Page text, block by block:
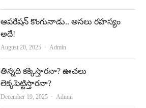
ఆపరేషన్‌ కొంగునాడు.. అసలు రహస్యం
అదే!
August 20, 2025 Author
Admin
తిన్నది కక్కిస్తారనా? ఊచలు
లెక్కపెట్టిస్తారనా?
December 19, 2025 Author
Admin